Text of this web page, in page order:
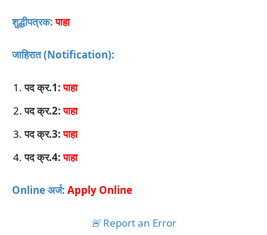
शुद्धीपत्रक:पाहा
जाहिरात (Notification):
पद क्र.1: पाहा
पद क्र.2: पाहा
पद क्र.3: पाहा
पद क्र.4: पाहा
Online अर्ज: Apply Online
🚨Report an Error